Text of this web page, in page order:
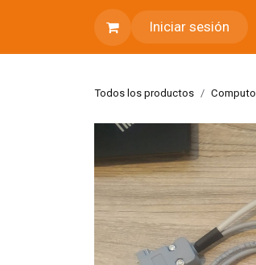
Iniciar sesión
Todos los productos Computo